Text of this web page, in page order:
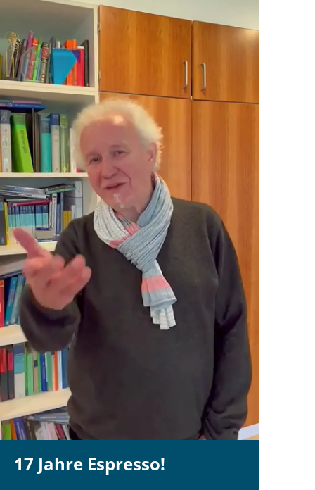
17 Jahre Espresso!